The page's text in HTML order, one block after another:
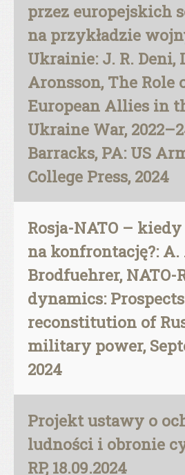
przez europejskich
na przykładzie
Ukrainie: J. R. Deni,
Aronsson, The Role
European Allies in
Ukraine War,
Barracks, PA: US
College Press, 2024
Rosja-NATO –
na konfrontację?:
Brodfuehrer, NATO-
dynamics:
reconstitution of
military power,
2024
Projekt ustawy o
ludności i obronie
RP, 18.09.2024